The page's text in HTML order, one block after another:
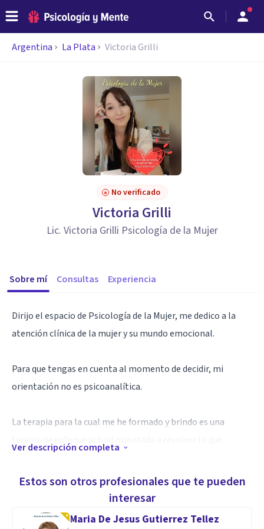
Argentina La Plata Victoria Grilli
No verificado
Victoria Grilli
Lic. Victoria Grilli Psicología de la Mujer
Sobre mí Consultas Experiencia
Dirijo el espacio de Psicología de la Mujer, me dedico a la
atención clínica de la mujer y su mundo emocional.
Para que tengas en cuenta al momento de decidir, mi
orientación no es psicoanalítica.
La terapia para la cual me he formado y brindo es una
te permitan nuevas formas de pensar, sentir y hacer.
Me especializo en enfermedades autoinmunes y
Ver descripción completa
Estos son otros profesionales que te pueden
interesar
Maria De Jesus Gutierrez Tellez